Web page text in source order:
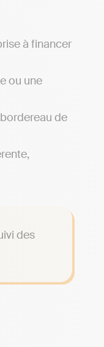
à financer
ou une
de
des